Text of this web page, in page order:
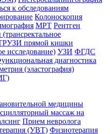
к обследованиям
Колоноскопия
МРТ Рентген
прямой кишки
исследование) УЗИ ФГДС
диагностика
(эластография)
медицины
массаж на
Прием невролога
(УВТ) Физиотерапия